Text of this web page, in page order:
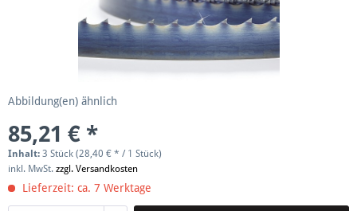
Abbildung(en) ähnlich
85,21 € *
Inhalt: 3 Stück (28,40 € * / 1 Stück)
inkl. MwSt. zzgl. Versandkosten
Lieferzeit: ca. 7 Werktage